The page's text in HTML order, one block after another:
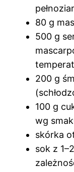
80 g
500 g
200 g
100 g
wg
skórka
sok z